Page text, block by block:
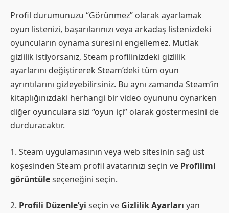
Profil durumunuzu “Görünmez” olarak ayarlamak
oyun listenizi, başarılarınızı veya arkadaş listenizdeki
oyuncuların oynama süresini engellemez. Mutlak
gizlilik istiyorsanız, Steam profilinizdeki gizlilik
ayarlarını değiştirerek Steam’deki tüm oyun
ayrıntılarını gizleyebilirsiniz. Bu aynı zamanda Steam’in
kitaplığınızdaki herhangi bir video oyununu oynarken
diğer oyunculara sizi “oyun içi” olarak göstermesini de
durduracaktır.
1. Steam uygulamasının veya web sitesinin sağ üst
köşesinden Steam profil avatarınızı seçin ve Profilimi
görüntüleseçeneğini seçin.
2. Profili Düzenle’yi seçin ve Gizlilik Ayarları yan